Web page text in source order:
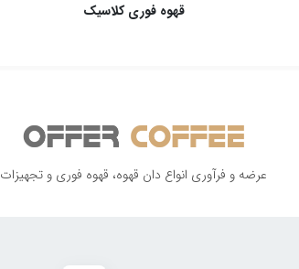
قهوه فوری کلاسیک
عرضه و فرآوری انواع دان قهوه، قهوه فوری و تجهیزات